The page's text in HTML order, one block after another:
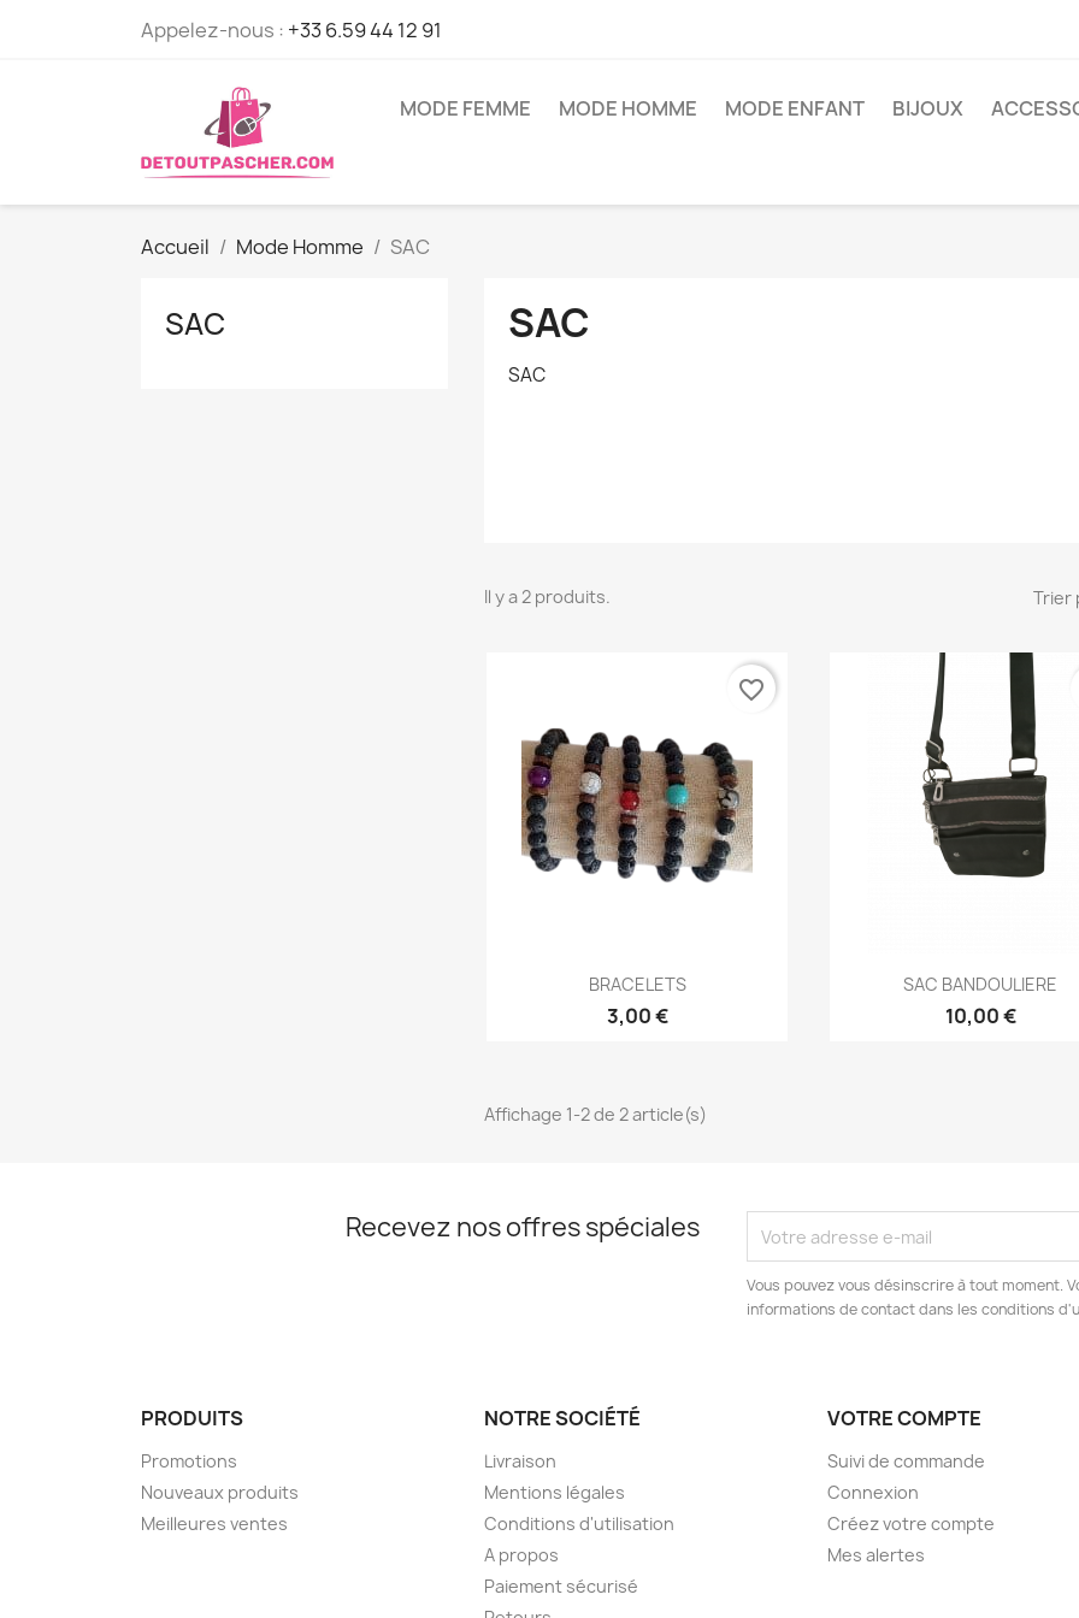
Appelez-nous : +33 6.59 44 12 91
MODE FEMME MODE HOMME MODE ENFANT BIJOUX
Accueil Mode Homme SAC
SAC SAC
SAC
Il y a 2 produits. Trier
Aperçu rapide
BRACELETS
3,00 €
favorite_border
Aperçu rapide
SAC BANDOULIERE
10,00 €
Affichage 1-2 de 2 article(s)
Recevez nos offres spéciales
Vous pouvez vous désinscrire à tout moment.
informations de contact dans les conditions
PRODUITS
Promotions
Nouveaux produits
Meilleures ventes
NOTRE SOCIÉTÉ
Livraison
Mentions légales
Conditions d'utilisation
A propos
Paiement sécurisé
VOTRE COMPTE
Suivi de commande
Connexion
Créez votre compte
Mes alertes